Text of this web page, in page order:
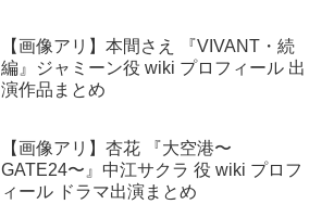
【画像アリ】本間さえ 『VIVANT・続
編』ジャミーン役 wiki プロフィール 出
演作品まとめ
【画像アリ】杏花 『大空港〜
GATE24〜』中江サクラ 役 wiki プロフ
ィール ドラマ出演まとめ